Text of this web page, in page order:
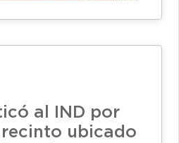
al IND por
ubicado